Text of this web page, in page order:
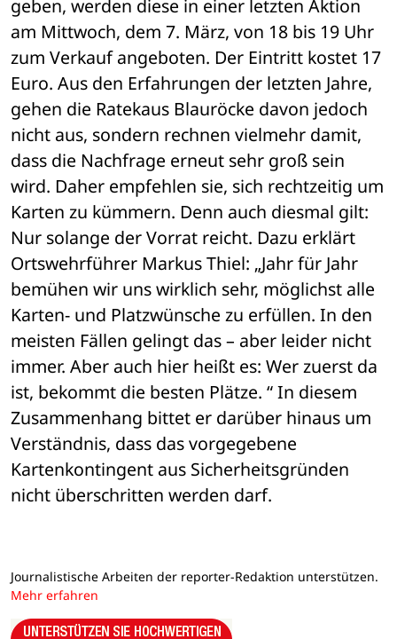
geben, werden diese in einer letzten Aktion
am Mittwoch, dem 7. März, von 18 bis 19 Uhr
zum Verkauf angeboten. Der Eintritt kostet 17
Euro. Aus den Erfahrungen der letzten Jahre,
gehen die Ratekaus Blauröcke davon jedoch
nicht aus, sondern rechnen vielmehr damit,
dass die Nachfrage erneut sehr groß sein
wird. Daher empfehlen sie, sich rechtzeitig um
Karten zu kümmern. Denn auch diesmal gilt:
Nur solange der Vorrat reicht. Dazu erklärt
Ortswehrführer Markus Thiel: „Jahr für Jahr
bemühen wir uns wirklich sehr, möglichst alle
Karten- und Platzwünsche zu erfüllen. In den
meisten Fällen gelingt das – aber leider nicht
immer. Aber auch hier heißt es: Wer zuerst da
ist, bekommt die besten Plätze. “ In diesem
Zusammenhang bittet er darüber hinaus um
Verständnis, dass das vorgegebene
Kartenkontingent aus Sicherheitsgründen
nicht überschritten werden darf.
Journalistische Arbeiten der reporter-Redaktion unterstützen.
Mehr erfahren